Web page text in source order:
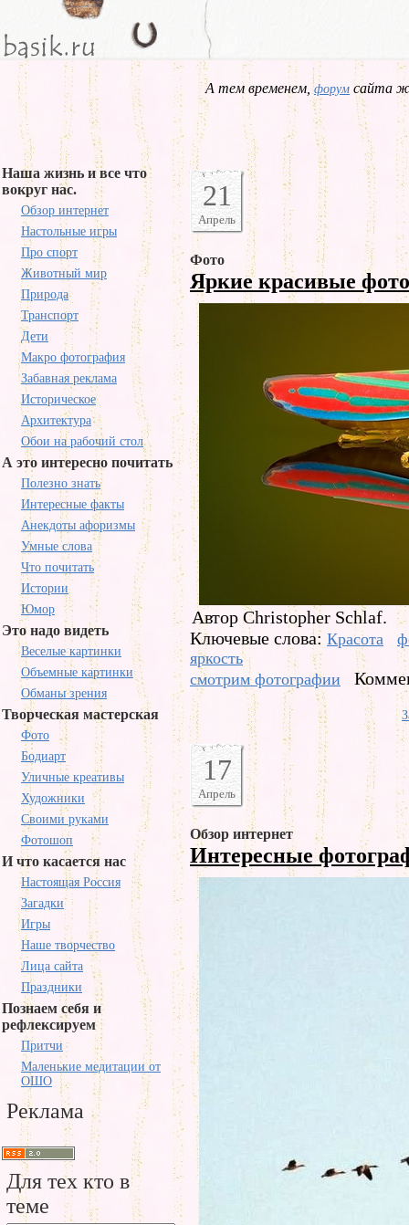
А тем временем,форум сайта
Наша жизнь и все что
вокруг нас.
Обзор интернет
Настольные игры
Про спорт
Животный мир
Природа
Транспорт
Дети
Макро фотография
Забавная реклама
Историческое
Архитектура
Обои на рабочий стол
А это интересно почитать
Полезно знать
Интересные факты
Анекдоты афоризмы
Умные слова
Что почитать
Истории
Юмор
Это надо видеть
Веселые картинки
Объемные картинки
Обманы зрения
Творческая мастерская
Фото
Бодиарт
Уличные креативы
Художники
Своими руками
Фотошоп
И что касается нас
Настоящая Россия
Загадки
Игры
Наше творчество
Лица сайта
Праздники
Познаем себя и
рефлексируем
Притчи
Маленькие медитации от
ОШО
Реклама
Для тех кто в
теме
21
Апрель
Фото
Яркие красивые
Автор Christopher Schlaf.
Ключевые слова: Красота
яркость
смотрим фотографии
17
Апрель
Обзор интернет
Интересные